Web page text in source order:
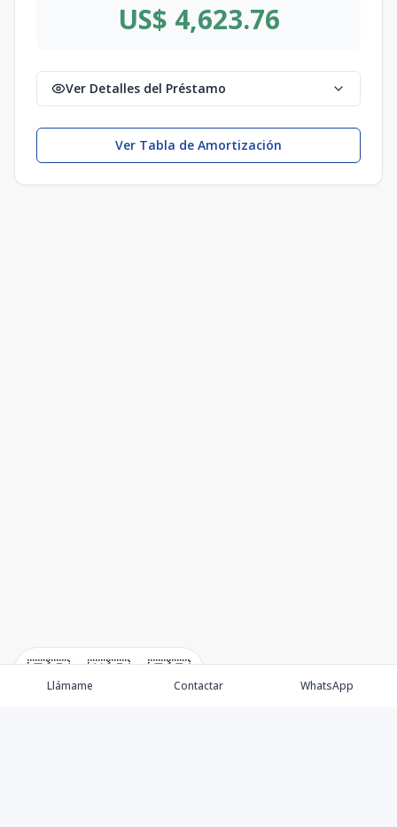
🇪🇸 🇺🇸 🇫🇷
US$ 4,623.76
Ver Detalles del Préstamo
Ver Tabla de Amortización
Llámame Contactar WhatsApp